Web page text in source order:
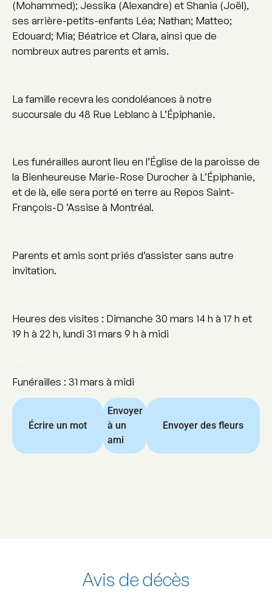
(Mohammed); Jessika (Alexandre) et Shania (Joël),
ses arrière-petits-enfants Léa; Nathan; Matteo;
Edouard; Mia; Béatrice et Clara, ainsi que de
nombreux autres parents et amis.
La famille recevra les condoléances à notre
succursale du 48 Rue Leblanc à L’Épiphanie.
Les funérailles auront lieu en l’Église de la paroisse de
la Bienheureuse Marie-Rose Durocher à L’Épiphanie,
et de là, elle sera porté en terre au Repos Saint-
François-D ’Assise à Montréal.
Parents et amis sont priés d’assister sans autre
invitation.
Heures des visites : Dimanche 30 mars 14 h à 17 h et
19 h à 22 h, lundi 31 mars 9 h à midi
Funérailles : 31 mars à midi
Écrire un mot
Envoyer
à un
ami
Envoyer des fleurs
Avis de décès